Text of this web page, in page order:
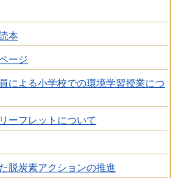
本
ージ
による小学校での環境学習授業につ
ーフレットについて
脱炭素アクションの推進